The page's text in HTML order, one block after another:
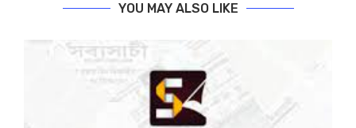
YOU MAY ALSO LIKE